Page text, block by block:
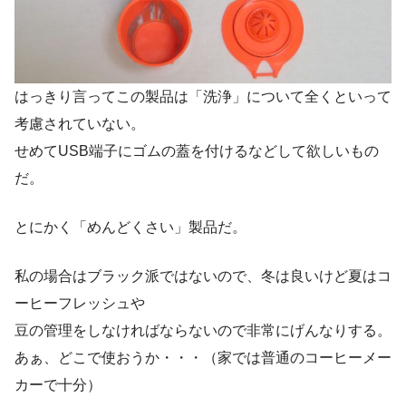
はっきり言ってこの製品は「洗浄」について全くといって
考慮されていない。
せめてUSB端子にゴムの蓋を付けるなどして欲しいもの
だ。
とにかく「めんどくさい」製品だ。
私の場合はブラック派ではないので、冬は良いけど夏はコ
ーヒーフレッシュや
豆の管理をしなければならないので非常にげんなりする。
あぁ、どこで使おうか・・・（家では普通のコーヒーメー
カーで十分）